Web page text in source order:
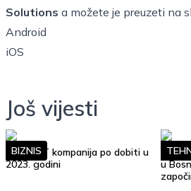
Solutions a možete je preuzeti na
Android
iOS
Još vijesti
Top 10 IT kompanija po dobiti u
2023. godini
BIZNIS
u